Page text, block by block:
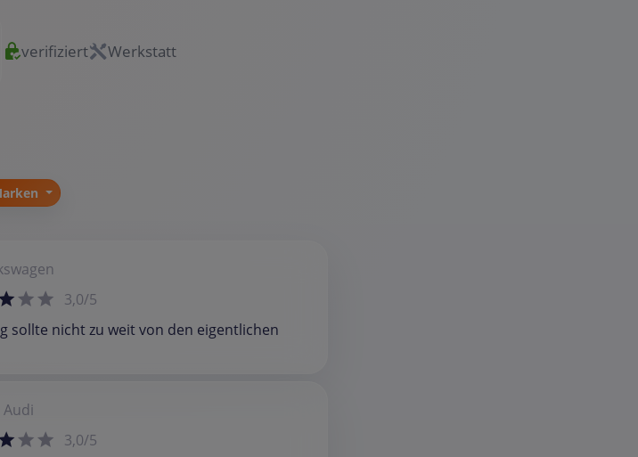
verifiziert Werkstatt
3,0/5
sollte nicht zu weit von den eigentlichen
Audi
3,0/5